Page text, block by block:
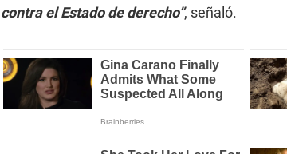
contra el Estado de derecho”, señaló.